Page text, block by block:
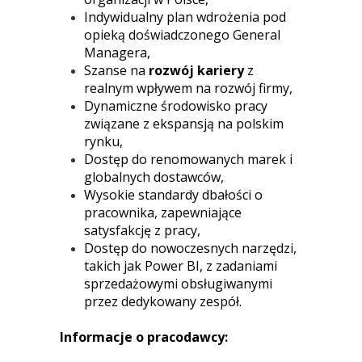
Indywidualny plan wdrożenia pod
opieką doświadczonego General
Managera,
Szanse na rozwój karieryz
realnym wpływem na rozwój firmy,
Dynamiczne środowisko pracy
związane z ekspansją na polskim
rynku,
Dostęp do renomowanych marek i
globalnych dostawców,
Wysokie standardy dbałości o
pracownika, zapewniające
satysfakcję z pracy,
Dostęp do nowoczesnych narzędzi,
takich jak Power BI, z zadaniami
sprzedażowymi obsługiwanymi
przez dedykowany zespół.
Informacje o pracodawcy: